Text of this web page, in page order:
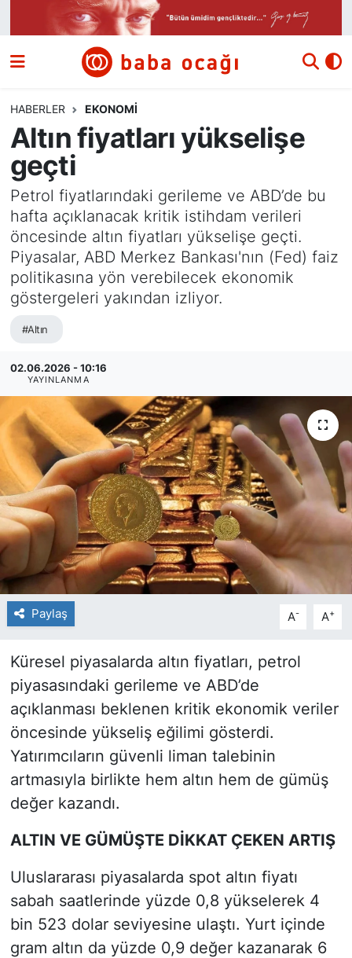
HABERLER EKONOMI
Altın fiyatları yükselişe
geçti
Petrol fiyatlarındaki gerileme ve ABD’de bu
hafta açıklanacak kritik istihdam verileri
öncesinde altın fiyatları yükselişe geçti.
Piyasalar, ABD Merkez Bankası'nın (Fed) faiz
politikasına yön verebilecek ekonomik
göstergeleri yakından izliyor.
#Altın
02.06.2026 - 10:16
YAYINLANMA
Paylaş A- A+
Küresel piyasalarda altın fiyatları, petrol
piyasasındaki gerileme ve ABD’de
açıklanması beklenen kritik ekonomik veriler
öncesinde yükseliş eğilimi gösterdi.
Yatırımcıların güvenli liman talebinin
artmasıyla birlikte hem altın hem de gümüş
değer kazandı.
ALTIN VE GÜMÜŞTE DİKKAT ÇEKEN ARTIŞ
Uluslararası piyasalarda spot altın fiyatı
sabah saatlerinde yüzde 0,8 yükselerek 4
bin 523 dolar seviyesine ulaştı. Yurt içinde
gram altın da yüzde 0,9 değer kazanarak 6
Siyaset
Ekonomi
Dünya
Kültür ve Sanat
Eğitim
Bilim ve Teknoloji
Nöbetçi Eczaneler
Namaz Vakitleri
Trafik Durumu
Süper Lig Puan Durumu ve Fikstür
Tüm Manşetler
Son Dakika Haberleri